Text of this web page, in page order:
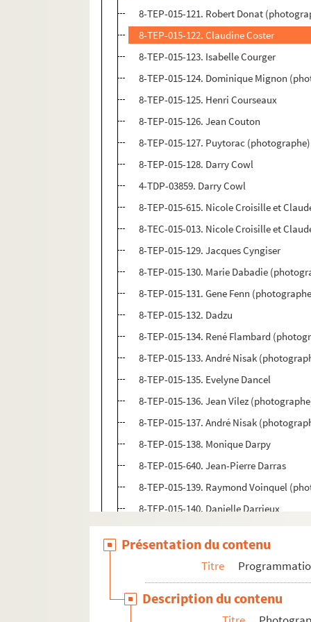
8-TEP-015-121. Robert Donat
8-TEP-015-122. Claudine Coster
8-TEP-015-123. Isabelle Courger
8-TEP-015-124. Dominique Mignon
8-TEP-015-125. Henri Courseaux
8-TEP-015-126. Jean Couton
8-TEP-015-127. Puytorac
8-TEP-015-128. Darry Cowl
4-TDP-03859. Darry Cowl
8-TEP-015-615. Nicole Croisille et
8-TEC-015-013. Nicole Croisille et
8-TEP-015-129. Jacques Cyngiser
8-TEP-015-130. Marie Dabadie
8-TEP-015-131. Gene Fenn
8-TEP-015-132. Dadzu
8-TEP-015-134. René Flambard
8-TEP-015-133. André Nisak
8-TEP-015-135. Evelyne Dancel
8-TEP-015-136. Jean Vilez
8-TEP-015-137. André Nisak
8-TEP-015-138. Monique Darpy
8-TEP-015-640. Jean-Pierre Darras
8-TEP-015-139. Raymond Voinquel
8-TEP-015-140. Danielle Darrieux
8-TEP-015-141. Claude Darvy
4-TEP-015-079. Michel Ristroph
8-TEP-015-142. Jean Davan
4-TEP-015-074. Studio Harcourt
8-TEP-015-143. R. Limonnier
Présentation du contenu
Titre
Description du contenu